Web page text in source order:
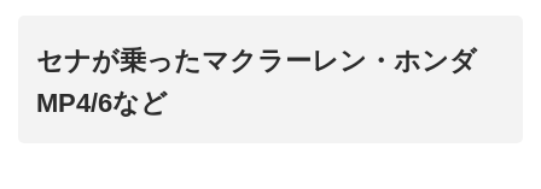
セナが乗ったマクラーレン・ホンダ
MP4/6など